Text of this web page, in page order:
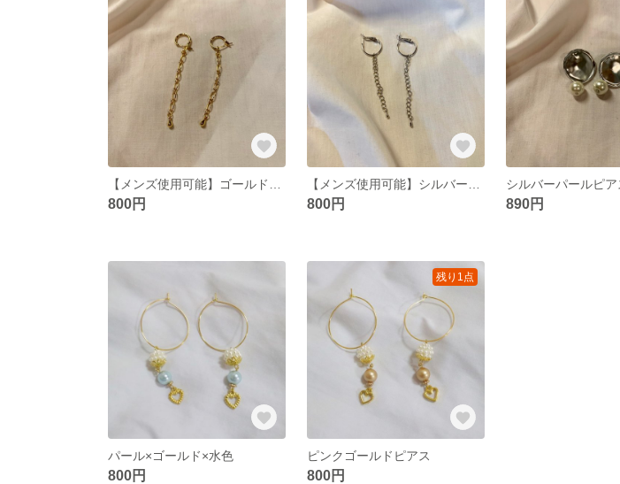
800円 800円
シルバーパールピア
890円
パール×ゴールド×水色
800円
残り1点
ピンクゴールドピアス
800円